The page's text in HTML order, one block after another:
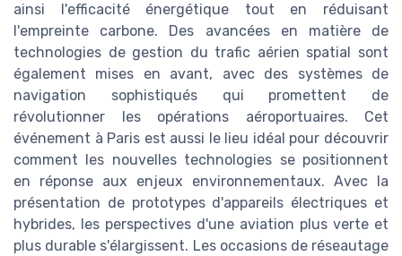
ainsi l'efficacité énergétique tout en réduisant
l'empreinte carbone. Des avancées en matière de
technologies de gestion du trafic aérien spatial sont
également mises en avant, avec des systèmes de
navigation sophistiqués qui promettent de
révolutionner les opérations aéroportuaires. Cet
événement à Paris est aussi le lieu idéal pour découvrir
comment les nouvelles technologies se positionnent
en réponse aux enjeux environnementaux. Avec la
présentation de prototypes d'appareils électriques et
hybrides, les perspectives d'une aviation plus verte et
plus durable s'élargissent. Les occasions de réseautage